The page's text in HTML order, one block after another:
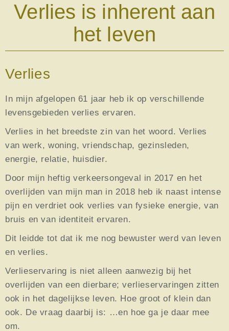
Verlies is inherent aan
het leven
Verlies
In mijn afgelopen 61 jaar heb ik op verschillende
levensgebieden verlies ervaren.
Verlies in het breedste zin van het woord. Verlies
van werk, woning, vriendschap, gezinsleden,
energie, relatie, huisdier.
Door mijn heftig verkeersongeval in 2017 en het
overlijden van mijn man in 2018 heb ik naast intense
pijn en verdriet ook verlies van fysieke energie, van
bruis en van identiteit ervaren.
Dit leidde tot dat ik me nog bewuster werd van leven
en verlies.
Verlieservaring is niet alleen aanwezig bij het
overlijden van een dierbare; verlieservaringen zitten
ook in het dagelijkse leven. Hoe groot of klein dan
ook. De vraag daarbij is: …en hoe ga je daar mee
om.